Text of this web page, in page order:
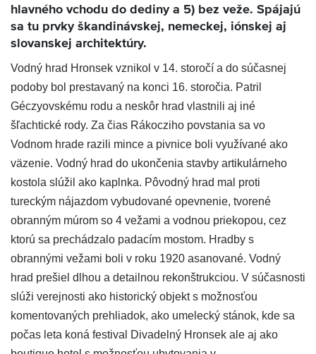
hlavného vchodu do dediny a 5) bez veže. Spájajú
sa tu prvky škandinávskej, nemeckej, iónskej aj
slovanskej architektúry.
Vodný hrad Hronsek vznikol v 14. storočí a do súčasnej
podoby bol prestavaný na konci 16. storočia. Patril
Géczyovskému rodu a neskôr hrad vlastnili aj iné
šľachtické rody. Za čias Rákocziho povstania sa vo
Vodnom hrade razili mince a pivnice boli využívané ako
väzenie. Vodný hrad do ukončenia stavby artikulárneho
kostola slúžil ako kaplnka. Pôvodný hrad mal proti
tureckým nájazdom vybudované opevnenie, tvorené
obranným múrom so 4 vežami a vodnou priekopou, cez
ktorú sa prechádzalo padacím mostom. Hradby s
obrannými vežami boli v roku 1920 asanované. Vodný
hrad prešiel dlhou a detailnou rekonštrukciou. V súčasnosti
slúži verejnosti ako historický objekt s možnosťou
komentovaných prehliadok, ako umelecký stánok, kde sa
počas leta koná festival Divadelný Hronsek ale aj ako